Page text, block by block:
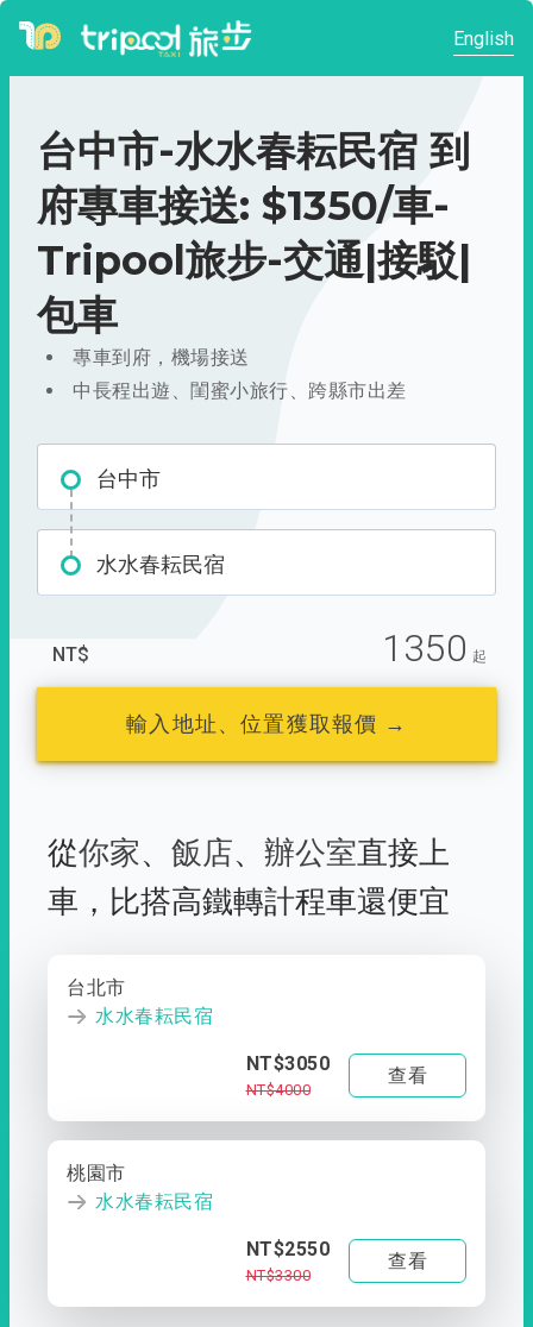
English
台中市-水水春耘民宿 到
府專車接送: $1350/車-
Tripool旅步-交通|接駁|
包車
專車到府，機場接送
中長程出遊、閨蜜小旅行、跨縣市出差
台中市
水水春耘民宿
NT$ 1350 起
輸入地址、位置獲取報價 →
從你家、 飯店、 辦公室直接上
車， 比搭高鐵轉計程車還便宜
台北市
水水春耘民宿
NT$3050
NT$4000
查看
桃園市
水水春耘民宿
NT$2550
NT$3300
查看